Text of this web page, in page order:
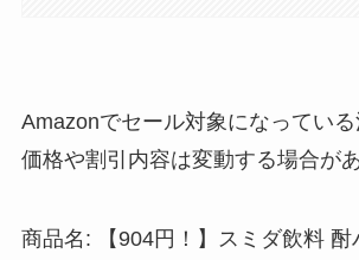
Amazonでセール対象になっている
価格や割引内容は変動する場合があ
商品名: 【904円！】スミダ飲料 酎